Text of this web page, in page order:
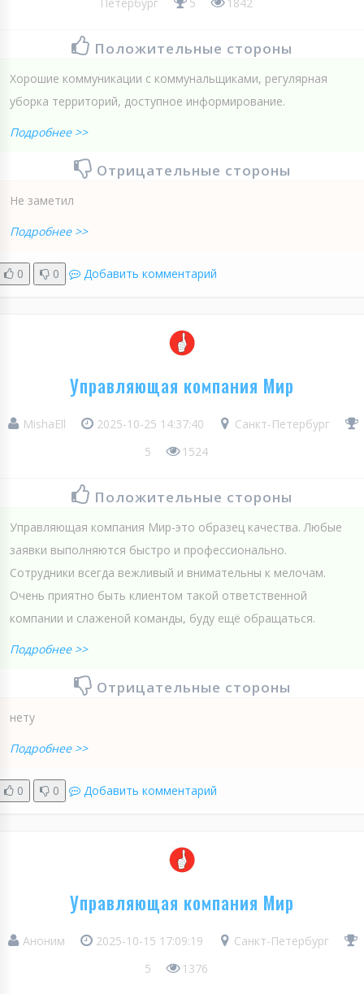
Положительные стороны
Хорошие коммуникации с коммунальщиками, регулярная
уборка территорий, доступное информирование.
Подробнее >>
Отрицательные стороны
Не заметил
Подробнее >>
0 0 Добавить комментарий
Управляющая компания Мир
MishaEll 2025-10-25 14:37:40
Санкт-Петербург
5
1524
Положительные стороны
Управляющая компания Мир-это образец качества. Любые
заявки выполняются быстро и профессионально.
Сотрудники всегда вежливый и внимательны к мелочам.
Очень приятно быть клиентом такой ответственной
компании и слаженой команды, буду ещё обращаться.
Подробнее >>
Отрицательные стороны
нету
Подробнее >>
0 0 Добавить комментарий
Управляющая компания Мир
Аноним 2025-10-15 17:09:19
Санкт-Петербург
5
1376